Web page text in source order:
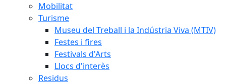
Mobilitat
Turisme
Museu del Treball i la Indústria Viva (MTIV)
Festes i fires
Festivals d'Arts
Llocs d'interès
Residus